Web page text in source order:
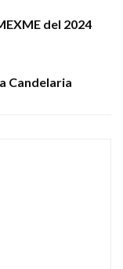
del 2024
Candelaria